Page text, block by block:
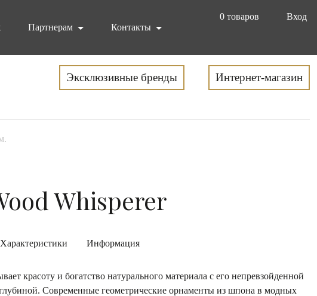
0 товаров
Вход
Партнерам Контакты
Эксклюзивные бренды Интернет-магазин
Whisperer
Характеристики Информация
красоту и богатство натурального материала с его непревзойденной
Современные геометрические орнаменты из шпона в модных